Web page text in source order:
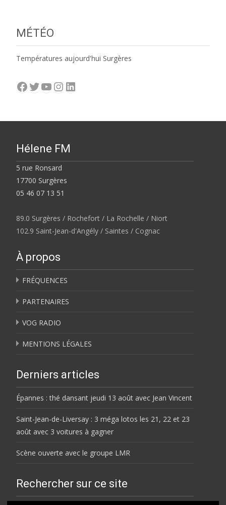
MÉTÉO
Températures aujourd'hui Surgères
Facebook
Twitter
YouTube
Instagram
LinkedIn
Hélene FM
5 rue Ronsard
17700 Surgères
05 46 07 13 51
89.0 Surgères / Rochefort / La Rochelle / Niort
102.9 Saint-Jean-d'Angély / Saintes / Cognac
À propos
FRÉQUENCES
PARTENAIRES
VOG RADIO
MENTIONS LÉGALES
Derniers articles
Épannes : thé dansant jeudi 13 août avec Jean Vincent
Saint-Jean-de-Liversay : 3 méga lotos les 21, 22 et 23
août avec 3 voitures à gagner
Scène ouverte avec le groupe LMR
Rechercher sur ce site
Rechercher